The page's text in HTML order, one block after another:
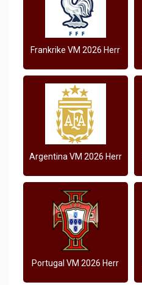
Frankrike VM 2026 Herr
Argentina VM 2026 Herr
Portugal VM 2026 Herr